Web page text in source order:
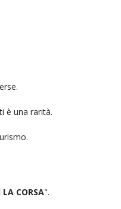
è una rarità.
CORSA".